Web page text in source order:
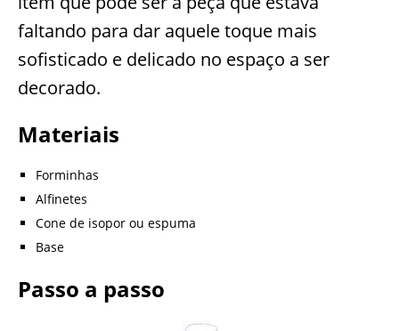
faltando para dar aquele toque mais
sofisticado e delicado no espaço a ser
decorado.
Materiais
Forminhas
Alfinetes
Cone de isopor ou espuma
Base
Passo a passo